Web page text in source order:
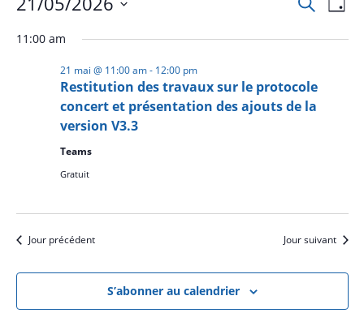
21
2026 vues
de
Jour
une
11:00 am
Restitution des travaux sur le protocole
concert et présentation des ajouts de la
version V3.3
21 mai @ 11:00 am- 12:00 pm
Teams
Gratuit
Jour précédent Jour suivant
S’abonner au calendrier